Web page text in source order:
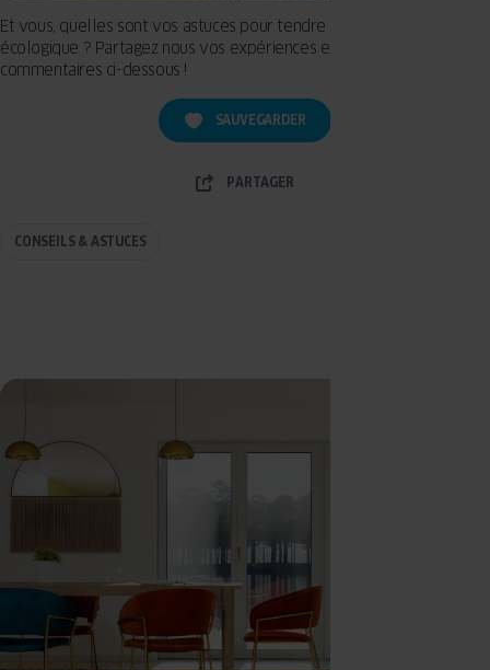
Et vous, quelles sont vos astuces pour tendre vers une maison
écologique ? Partagez nous vos expériences et habitudes en
commentaires ci-dessous !
SAUVEGARDER
PARTAGER
CONSEILS & ASTUCES